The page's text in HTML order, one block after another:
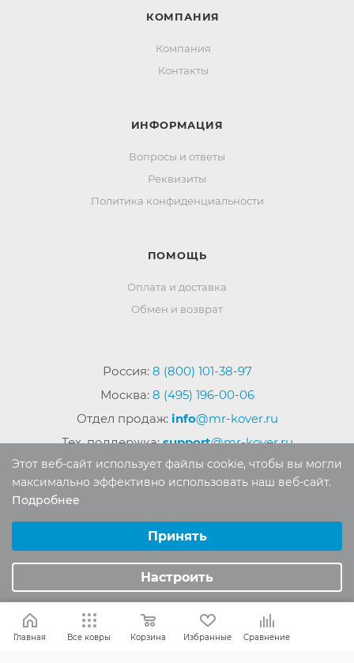
КОМПАНИЯ
Компания
Контакты
ИНФОРМАЦИЯ
Вопросы и ответы
Реквизиты
Политика конфиденциальности
ПОМОЩЬ
Оплата и доставка
Обмен и возврат
Россия: 8 (800) 101-38-97
Москва: 8 (495) 196-00-06
Отдел продаж: info@mr-kover.ru
Тех. поддержка:support@mr-kover.ru
материалов сайта без письменного разрешения
запрещено.
Главная Все ковры Корзина Избранные Сравнение
Этот веб-сайт использует файлы cookie, чтобы вы могли
максимально эффективно использовать наш веб-сайт.
Подробнее
Аналитические/Функциональные
Принять
Настроить